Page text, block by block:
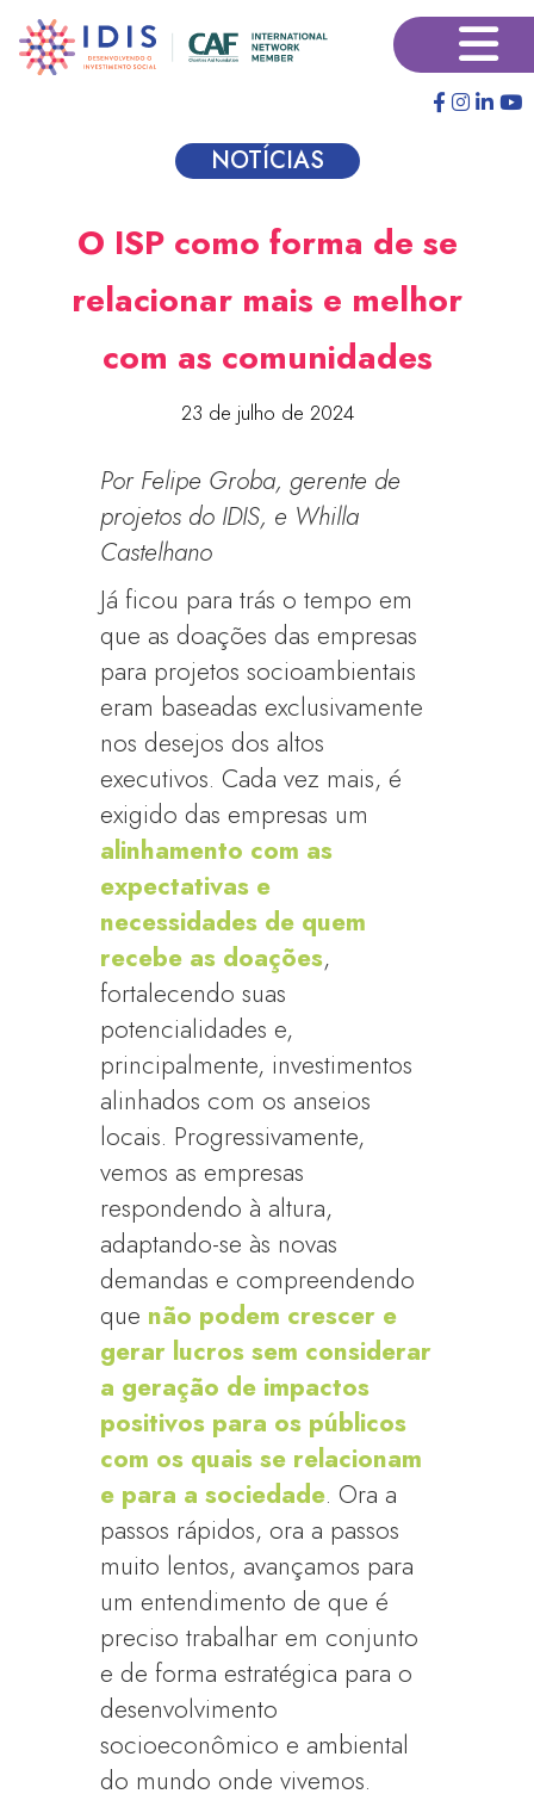
para
×
NOTÍCIAS
O ISP como forma de se
relacionar mais e melhor
com as comunidades
23 de julho de 2024
Por Felipe Groba, gerente de
projetos do IDIS, e Whilla
Castelhano
Já ficou para trás o tempo em
que as doações das empresas
para projetos socioambientais
eram baseadas exclusivamente
nos desejos dos altos
executivos. Cada vez mais, é
exigido das empresas um
alinhamento com as
expectativas e
necessidades de quem
recebe as doações,
fortalecendo suas
potencialidades e,
principalmente, investimentos
alinhados com os anseios
locais. Progressivamente,
vemos as empresas
respondendo à altura,
adaptando-se às novas
demandas e compreendendo
que não podem crescer e
gerar lucros sem considerar
a geração de impactos
positivos para os públicos
com os quais se relacionam
e para a sociedade. Ora a
passos rápidos, ora a passos
muito lentos, avançamos para
um entendimento de que é
preciso trabalhar em conjunto
e de forma estratégica para o
desenvolvimento
socioeconômico e ambiental
do mundo onde vivemos.